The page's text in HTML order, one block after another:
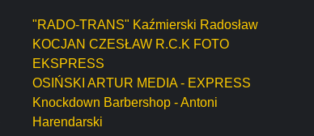
"RADO-TRANS" Kaźmierski Radosław
KOCJAN CZESŁAW R.C.K FOTO
EKSPRESS
OSIŃSKI ARTUR MEDIA - EXPRESS
Knockdown Barbershop - Antoni
Harendarski